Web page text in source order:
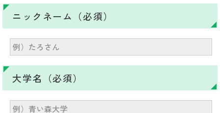
ニックネーム（必須）
大学名（必須）